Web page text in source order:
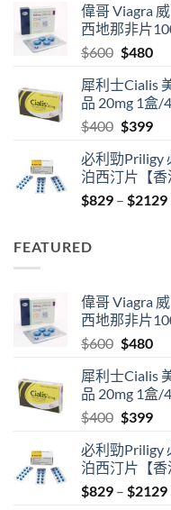
偉哥 Viagra
西地那非片
$600 Original
was:
$600.
$480
is:
犀利士Cialis
品 20mg 1盒/
$400 Original
was:
$400.
$399
is:
必利勁Priligy
泊西汀片【香
$829 – $2129
FEATURED
偉哥 Viagra
西地那非片
$600 Original
was:
$600.
$480
is:
犀利士Cialis
品 20mg 1盒/
$400 Original
was:
$400.
$399
is:
必利勁Priligy
泊西汀片【香
$829 – $2129